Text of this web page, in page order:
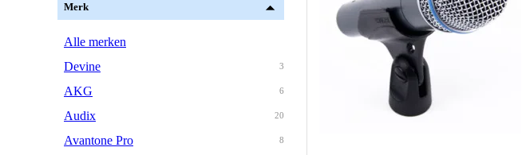
Merk
Alle merken
3
Devine
6
AKG
20
Audix
8
Avantone Pro